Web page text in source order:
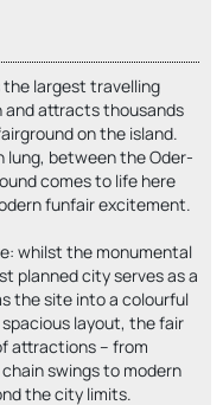
the largest travelling
and attracts thousands
on the island.
lung, between the Oder-
comes to life here
funfair excitement.
whilst the monumental
planned city serves as a
the site into a colourful
layout, the fair
attractions – from
swings to modern
the city limits.